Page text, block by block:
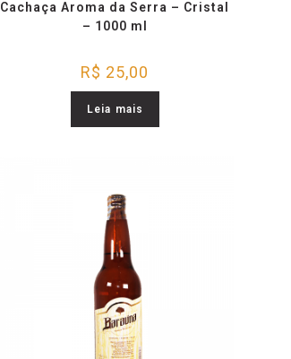
Cachaça Aroma da Serra – Cristal
– 1000 ml
R$ 25,00
Leia mais